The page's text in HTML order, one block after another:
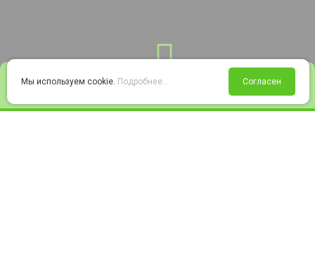
Войти Избранное Корзина
Мы используем cookie. Подробнее... Согласен